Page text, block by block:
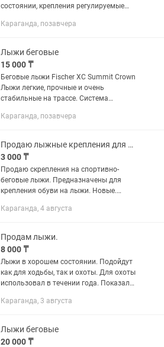
состоянии, крепления регулируемые
адекватная по сравнению как они
Караганда, позавчера
Лыжи беговые
15 000 ₸
Беговые лыжи Fischer XC Summit Crown
Лыжи легкие, прочные и очень
стабильные на трассе. Система
сцепление при подъемах и плавный
Караганда, позавчера
Продаю лыжные крепления для спортивно-беговых лыж, новые
3 000 ₸
Продаю скрепления на спортивно-
беговые лыжи. Предназначены для
крепления обуви на лыжи. Новые.
прилагается. Цена за комплект - 3000
Караганда, 4 августа
Продам лыжи.
8 000 ₸
Лыжи в хорошем состоянии. Подойдут
как для ходьбы, так и охоты. Для охоты
использовал в течении года. Показали
даже легче подниматься по склонам
Караганда, 3 августа
Лыжи беговые
20 000 ₸